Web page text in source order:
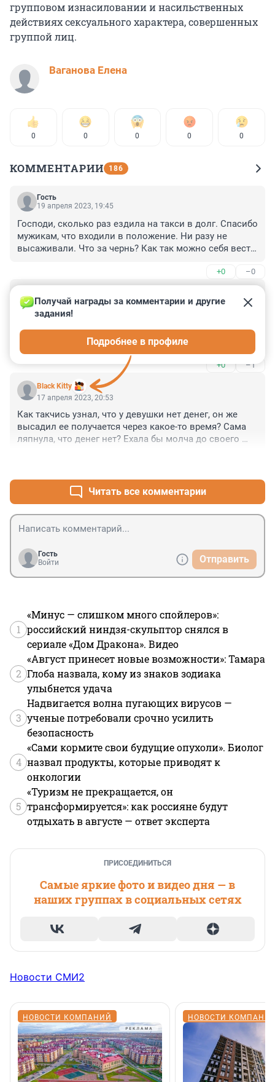
групповом изнасиловании и насильственных
действиях сексуального характера, совершенных
группой лиц.
Ваганова Елена
0 0 0 0 0
КОММЕНТАРИИ 186
Гость
19 апреля 2023, 19:45
Господи, сколько раз ездила на такси в долг. Спасибо
мужикам, что входили в положение. Ни разу не
высаживали. Что за чернь? Как так можно себя вести
+0 –0
17 апреля 2023, 23:45
Аффтар, тебе бы анекдоты сочинять!
Водитель автокрана - является безработным... Это
как??? А, пардон... водитель автокрана, это - его
состояние души?
Ну, так можно писать о чём угодно: полицейский -
являющийся безработным, автослесарь -
являющийся безработным, министр культуры -
являющийся безработным...
Тёлка же, была наверное на столько бухой, что не
осознавала того, что едет в такси. А когд осознала,
то вспомнила, что у неё нет денег, все протанцевала.
+0 –1
Black Kitty
Получай награды за комментарии и другие
задания!
Подробнее в профиле
17 апреля 2023, 20:53
Как такчись узнал, что у девушки нет денег, он же
высадил ее получается через какое-то время? Сама
ляпнула, что денег нет? Ехала бы молча до своего
Читать все комментарии
Гость
Войти
Отправить
1
«Минус — слишком много спойлеров»:
российский ниндзя-скульптор снялся в
сериале «Дом Дракона». Видео
2
«Август принесет новые возможности»: Тамара
Глоба назвала, кому из знаков зодиака
улыбнется удача
3
Надвигается волна пугающих вирусов —
ученые потребовали срочно усилить
безопасность
4
«Сами кормите свои будущие опухоли». Биолог
назвал продукты, которые приводят к
онкологии
5
«Туризм не прекращается, он
трансформируется»: как россияне будут
отдыхать в августе — ответ эксперта
ПРИСОЕДИНИТЬСЯ
Самые яркие фото и видео дня — в
наших группах в социальных сетях
Новости СМИ2
НОВОСТИ КОМПАНИЙ НОВОСТИ